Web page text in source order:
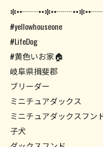
#yellowhouseone
#LifeDog
#黄色いお家🏠
岐阜県揖斐郡
ブリーダー
ミニチュアダックス
ミニチュアダックスフン
子犬